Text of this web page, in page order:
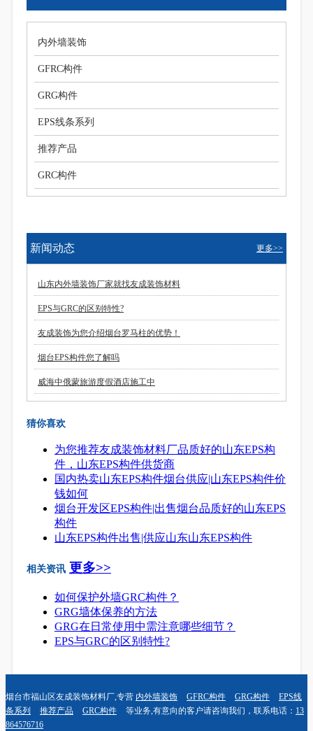
内外墙装饰
GFRC构件
GRG构件
EPS线条系列
推荐产品
GRC构件
新闻动态 更多>>
山东内外墙装饰厂家就找友成装饰材料
EPS与GRC的区别特性?
友成装饰为您介绍烟台罗马柱的优势！
烟台EPS构件您了解吗
威海中俄蒙旅游度假酒店施工中
猜你喜欢
为您推荐友成装饰材料厂品质好的山东EPS构
件，山东EPS构件供货商
国内热卖山东EPS构件烟台供应|山东EPS构件价
钱如何
烟台开发区EPS构件|出售烟台品质好的山东EPS
构件
山东EPS构件出售|供应山东山东EPS构件
相关资讯 更多>>
如何保护外墙GRC构件？
GRG墙体保养的方法
GRG在日常使用中需注意哪些细节？
EPS与GRC的区别特性?
烟台市福山区友成装饰材料厂,专营 内外墙装饰 GFRC构件 GRG构件
EPS线
条系列
推荐产品 GRC构件 等业务,有意向的客户请咨询我们，联系电话： 13
864576716